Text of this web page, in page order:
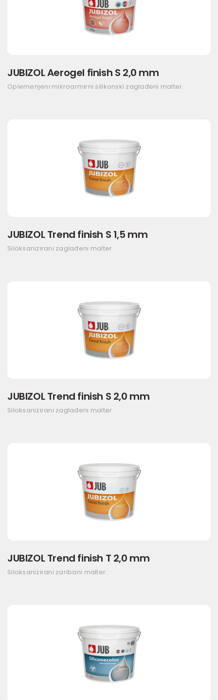
JUBIZOL Aerogel finish S 2,0 mm
Oplemenjeni mikroarmirni silikonski zaglađeni malter
JUBIZOL Trend finish S 1,5 mm
Siloksanizirani zaglađeni malter
JUBIZOL Trend finish S 2,0 mm
Siloksanizirani zaglađeni malter
JUBIZOL Trend finish T 2,0 mm
Siloksanizirani zaribani malter